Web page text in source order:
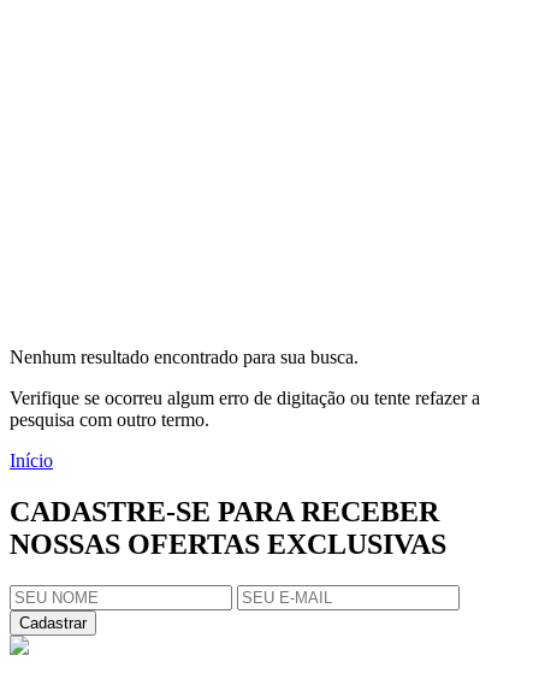
Nenhum resultado encontrado para sua busca.
Verifique se ocorreu algum erro de digitação ou tente refazer a
pesquisa com outro termo.
Início
CADASTRE-SE PARA RECEBER
NOSSAS OFERTAS EXCLUSIVAS
Cadastrar